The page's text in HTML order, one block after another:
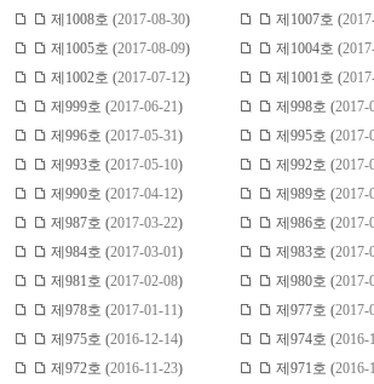
제1008호 (2017-08-30) 제1007호 (
제1005호 (2017-08-09) 제1004호 (
제1002호 (2017-07-12) 제1001호 (
제999호 (2017-06-21) 제998호 (2017-
제996호 (2017-05-31) 제995호 (2017-
제993호 (2017-05-10) 제992호 (2017-
제990호 (2017-04-12) 제989호 (2017-
제987호 (2017-03-22) 제986호 (2017-
제984호 (2017-03-01) 제983호 (2017-
제981호 (2017-02-08) 제980호 (2017-
제978호 (2017-01-11) 제977호 (2017-
제975호 (2016-12-14) 제974호 (2016-
제972호 (2016-11-23) 제971호 (2016-